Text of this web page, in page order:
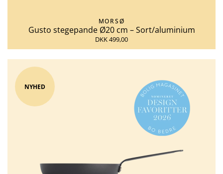
MORSØ
Gusto stegepande Ø20 cm – Sort/aluminium
DKK 499,00
NYHED